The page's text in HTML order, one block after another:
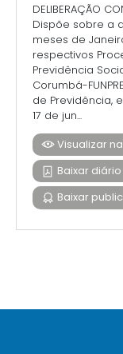
DELIBERAÇÃO
Dispõe sobre a
meses de
respectivos
Previdência
Corumbá-
de Previdência,
17 de jun...
Visualizar
Baixar
Baixar